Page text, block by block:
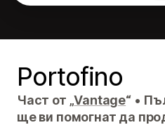
Portofino
Част от „Vantage“ •
ще ви помогнат да